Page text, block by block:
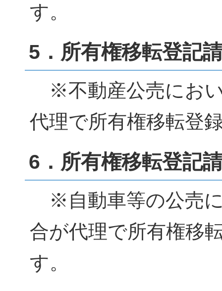
す。
5．所有権移転登記
※不動産公売にお
代理で所有権移転登
6．所有権移転登記
※自動車等の公売
合が代理で所有権移
す。